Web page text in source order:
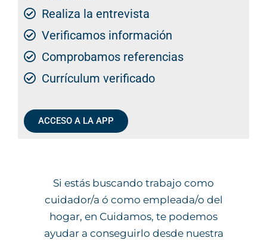
Realiza la entrevista
Verificamos información
Comprobamos referencias
Currículum verificado
ACCESO A LA APP
Si estás buscando trabajo como
cuidador/a ó como empleada/o del
hogar, en Cuidamos, te podemos
ayudar a conseguirlo desde nuestra